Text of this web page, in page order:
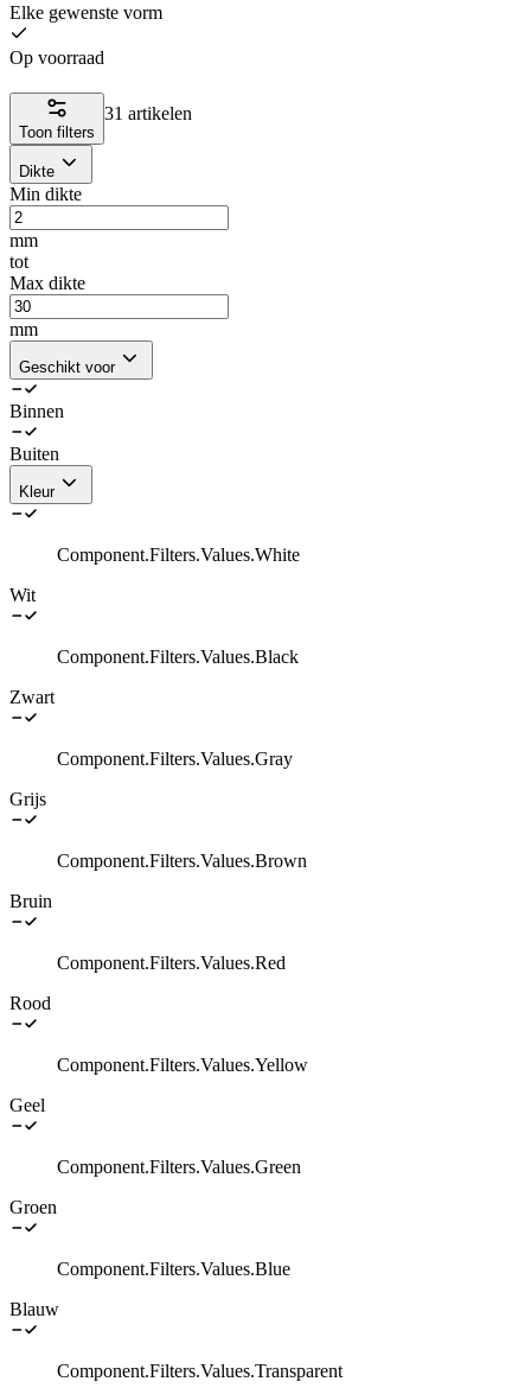
Elke gewenste vorm
Op voorraad
Toon filters
31 artikelen
Dikte
Min dikte
mm
tot
Max dikte
mm
Geschikt voor
Binnen
Buiten
Kleur
Component.Filters.Values.White
Wit
Component.Filters.Values.Black
Zwart
Component.Filters.Values.Gray
Grijs
Component.Filters.Values.Brown
Bruin
Component.Filters.Values.Red
Rood
Component.Filters.Values.Yellow
Geel
Component.Filters.Values.Green
Groen
Component.Filters.Values.Blue
Blauw
Component.Filters.Values.Transparent